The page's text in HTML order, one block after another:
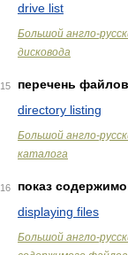
drive list
Большой англо-
дисковода
15
перечень
directory listing
Большой англо-
каталога
16
показ
displaying files
Большой англо-